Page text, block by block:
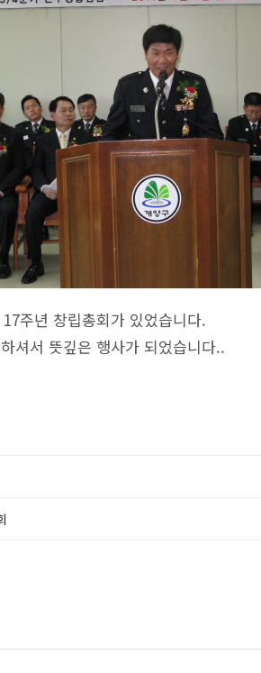
주년 창립총회가 있었습니다.
셔서 뜻깊은 행사가 되었습니다..